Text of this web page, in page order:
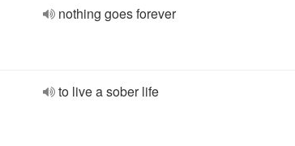
nothing goes forever
to live a sober life